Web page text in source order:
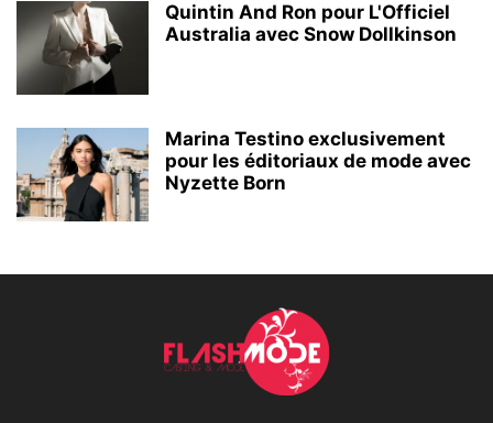
Quintin And Ron pour L'Officiel
Australia avec Snow Dollkinson
Marina Testino exclusivement
pour les éditoriaux de mode avec
Nyzette Born